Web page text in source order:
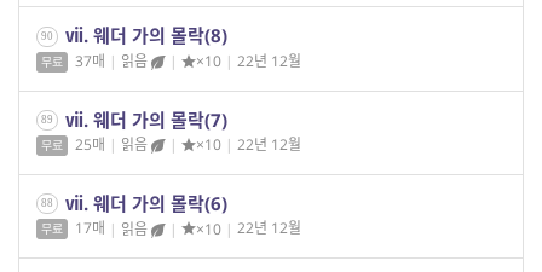
90 ⅶ. 웨더 가의 몰락(8)
무료 37매 | 읽음 | ×10 | 22년 12월
89 ⅶ. 웨더 가의 몰락(7)
무료 25매 | 읽음 | ×10 | 22년 12월
88 ⅶ. 웨더 가의 몰락(6)
무료 17매 | 읽음 | ×10 | 22년 12월